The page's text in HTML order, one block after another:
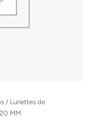
/ Lunettes de
MM